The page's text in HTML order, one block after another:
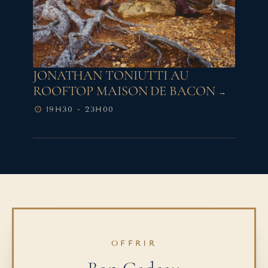
JONATHAN TONIUTTI AU
ROOFTOP MAISON DE BACON
19H30 - 23H00
OFFRIR